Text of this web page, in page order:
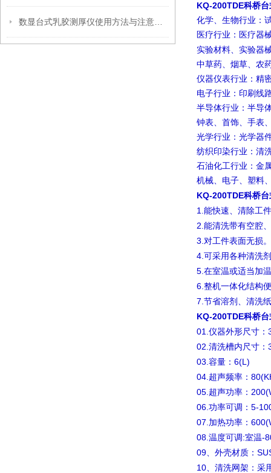
KQ-200TDE科桥
化学、生物行业：
医疗行业：医疗器
实验材料、实验器
中草药、烟草、农
仪器仪表行业：精
电子行业：印刷线
半导体行业：半导
钟表、首饰、手表
光学行业：光学器
纺织印染行业：清
石油化工行业：金
机械、电子、塑料
KQ-200TDE科桥
1. 能快速、清除工
2. 能清洗带有空腔
3. 对工件表面无损。
4. 可采用各种清洗
5. 在室温或适当加
6. 整机一体化结构
7. 节省溶剂、清洗
KQ-200TDE科桥
01. 仪器外形尺寸：
02. 清洗槽内尺寸：
03. 容量： 6(L)
04. 超声频率：
05. 超声功率：
06. 功率可调： 5-
07. 加热功率：
08. 温度可调 :室温-
09、外壳材质：
10、清洗网架：采